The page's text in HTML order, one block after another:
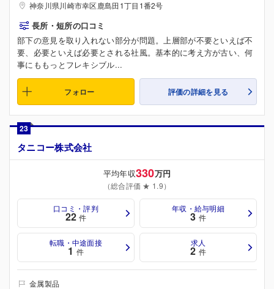
神奈川県川崎市幸区鹿島田1丁目1番2号
長所・短所の口コミ
部下の意見を取り入れない部分が問題。上層部が不要といえば不
要、必要といえば必要とされる社風。基本的に考え方が古い、何
事にももっとフレキシブル...
フォロー 評価の詳細を見る
23
タニコー株式会社
平均年収330万円
（総合評価 ★ 1.9）
口コミ・評判
22 件
年収・給与明細
3 件
転職・中途面接
1 件
求人
2 件
金属製品